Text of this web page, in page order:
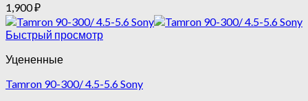
1,900₽
Быстрый просмотр
Уцененные
Tamron 90-300/ 4.5-5.6 Sony